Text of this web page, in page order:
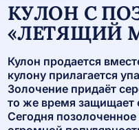
КУЛОН С
«ЛЕТЯЩИЙ
Кулон продается
кулону прилагается
Золочение придаёт
то же время защищает
Сегодня позолоченное